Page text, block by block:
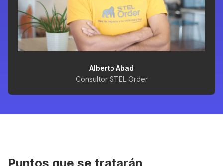
Alberto Abad
Consultor STEL Order
Puntos que se tratarán